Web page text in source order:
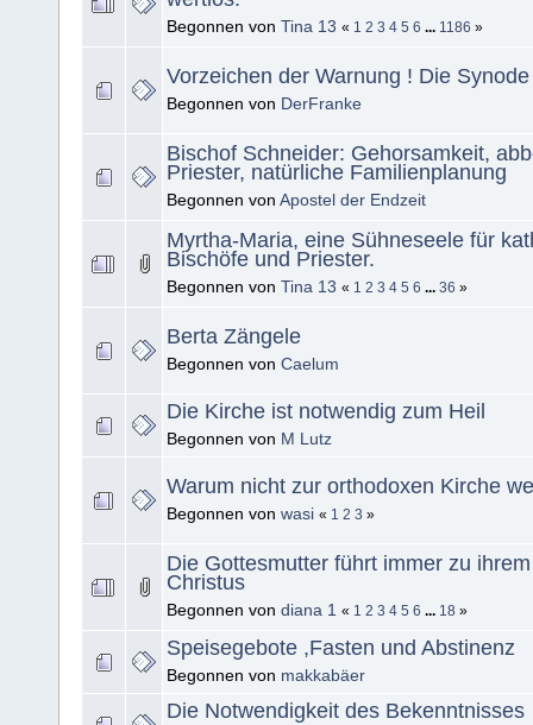
Begonnen von Tina 13 « 1 2 3 4 5 6 ... 1186 »
Vorzeichen der Warnung ! Die Synode
Begonnen von DerFranke
Bischof Schneider: Gehorsamkeit,
Priester, natürliche Familienplanung
Begonnen von Apostel der Endzeit
Myrtha-Maria, eine Sühneseele für
Bischöfe und Priester.
Begonnen von Tina 13 « 1 2 3 4 5 6 ... 36 »
Berta Zängele
Begonnen von Caelum
Die Kirche ist notwendig zum Heil
Begonnen von M Lutz
Warum nicht zur orthodoxen Kirche
Begonnen von wasi « 1 2 3 »
Die Gottesmutter führt immer zu
Christus
Begonnen von diana 1 « 1 2 3 4 5 6 ... 18 »
Speisegebote ,Fasten und Abstinenz
Begonnen von makkabäer
Die Notwendigkeit des Bekenntnisses